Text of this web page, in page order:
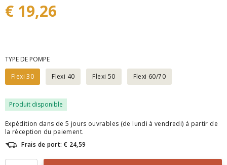
€ 19,26
TYPE DE POMPE
Flexi 30
Flexi 40 Flexi 50 Flexi 60/70
Produit disponible
Expédition dans de 5 jours ouvrables (de lundi à vendredi) á partir de
la réception du paiement.
Frais de port: € 24,59